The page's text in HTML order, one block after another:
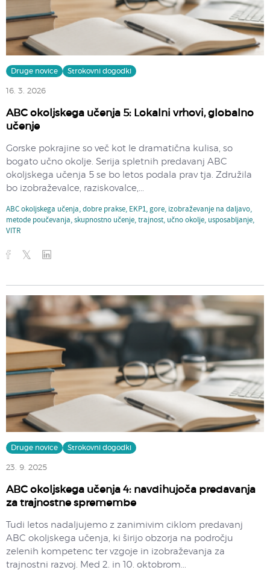
Druge novice Strokovni dogodki
16. 3. 2026
ABC okoljskega učenja 5: Lokalni vrhovi, globalno
učenje
Gorske pokrajine so več kot le dramatična kulisa, so
bogato učno okolje. Serija spletnih predavanj ABC
okoljskega učenja 5 se bo letos podala prav tja. Združila
bo izobraževalce, raziskovalce,...
ABC okoljskega učenja,dobre prakse, EKP1,gore, izobraževanje na daljavo,
metode poučevanja,skupnostno učenje,trajnost, učno okolje, usposabljanje,
VITR
Druge novice Strokovni dogodki
23. 9. 2025
ABC okoljskega učenja 4: navdihujoča predavanja
za trajnostne spremembe
Tudi letos nadaljujemo z zanimivim ciklom predavanj
ABC okoljskega učenja, ki širijo obzorja na področju
zelenih kompetenc ter vzgoje in izobraževanja za
trajnostni razvoj. Med 2. in 10. oktobrom...